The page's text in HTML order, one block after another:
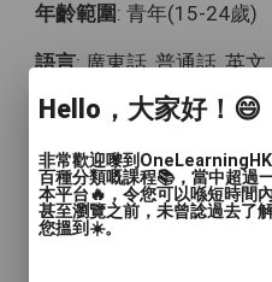
年齡範圍: 青年(15-24歲)
語言: 廣東話, 普通話, 英文
人數: 1對1, 2至4人, 多於4人
教學模式: 面授, 網授
時間: 個別查詢
Hello，大家好！😄
非常歡迎嚟到
百種分類嘅課程📚，當中超過
本平台🔥，令您可以喺短時間
甚至瀏覽之前，未曾諗過去了
您搵到☀️。